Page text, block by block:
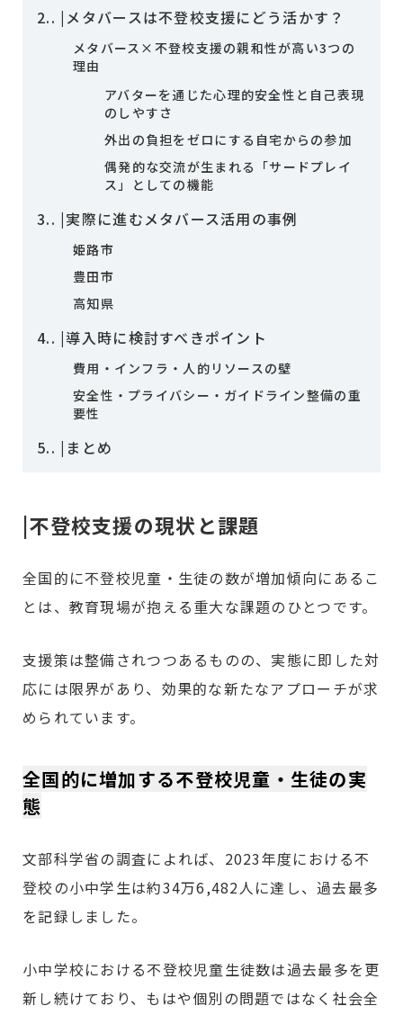
2. |メタバースは不登校支援にどう活かす？
メタバース×不登校支援の親和性が高い3つの
理由
アバターを通じた心理的安全性と自己表現
のしやすさ
外出の負担をゼロにする自宅からの参加
偶発的な交流が生まれる「サードプレイ
ス」としての機能
3. |実際に進むメタバース活用の事例
姫路市
豊田市
高知県
4. |導入時に検討すべきポイント
費用・インフラ・人的リソースの壁
安全性・プライバシー・ガイドライン整備の重
要性
5. |まとめ
|不登校支援の現状と課題
全国的に不登校児童・生徒の数が増加傾向にあるこ
とは、教育現場が抱える重大な課題のひとつです。
支援策は整備されつつあるものの、実態に即した対
応には限界があり、効果的な新たなアプローチが求
められています。
全国的に増加する不登校児童・生徒の実
態
文部科学省の調査によれば、2023年度における不
登校の小中学生は約34万6,482人に達し、過去最多
を記録しました。
小中学校における不登校児童生徒数は過去最多を更
新し続けており、もはや個別の問題ではなく社会全